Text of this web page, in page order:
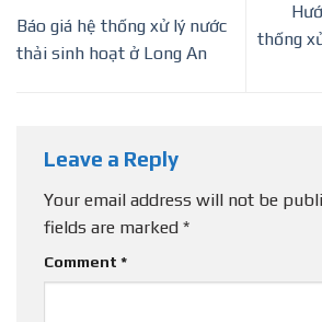
Báo giá hệ thống xử lý nước
thải sinh hoạt ở Long An
thống
Leave a Reply
Your email address will not be
fields are marked *
Comment *